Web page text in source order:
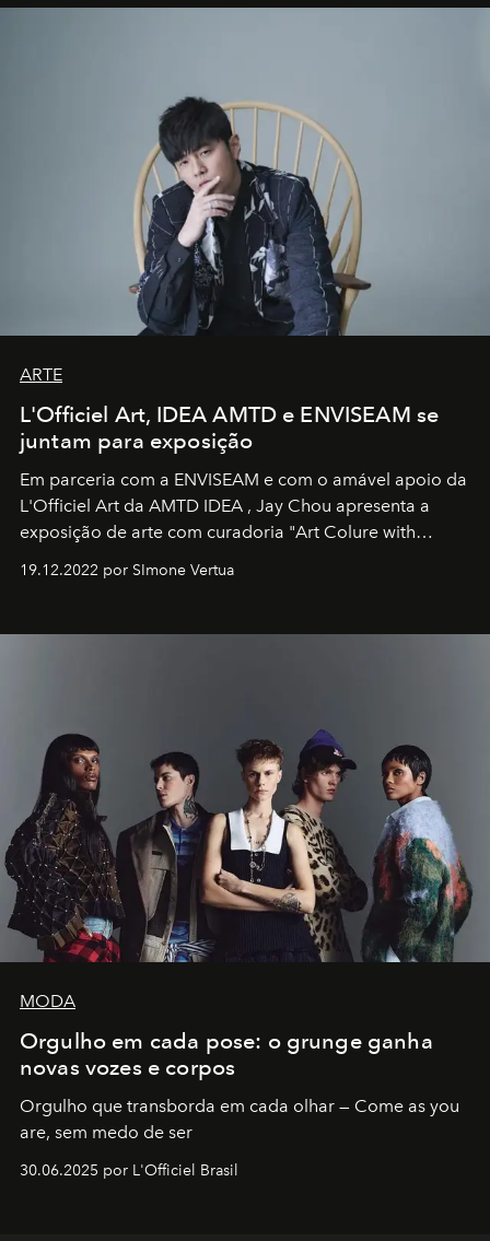
ARTE
L'Officiel Art, IDEA AMTD e ENVISEAM se
juntam para exposição
Em parceria com a ENVISEAM e com o amável apoio da
L'Officiel Art da AMTD IDEA , Jay Chou apresenta a
exposição de arte com curadoria "Art Colure with
19.12.2022 por SImone Vertua
MODA
Orgulho em cada pose: o grunge ganha
novas vozes e corpos
Orgulho que transborda em cada olhar — Come as you
are, sem medo de ser
30.06.2025 por L'Officiel Brasil